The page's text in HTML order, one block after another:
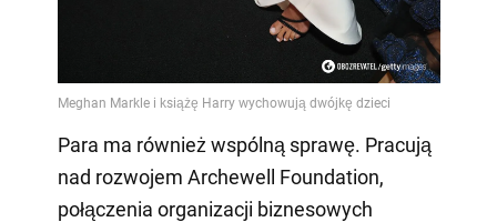
Para ma również wspólną sprawę. Pracują
nad rozwojem Archewell Foundation,
połączenia organizacji biznesowych